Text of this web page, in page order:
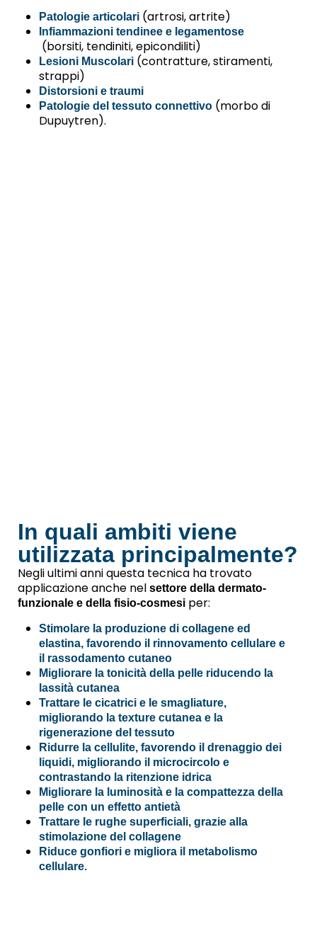
Patologie articolari (artrosi, artrite)
Infiammazioni tendinee e legamentose
(borsiti, tendiniti, epicondiliti)
Lesioni Muscolari (contratture, stiramenti,
strappi)
Distorsioni e traumi
Patologie del tessuto connettivo (morbo di
Dupuytren).
In quali ambiti viene
utilizzata principalmente?
Negli ultimi anni questa tecnica ha trovato
applicazione anche nel settore della dermato-
funzionale e della fisio-cosmesi per:
Stimolare la produzione di collagene ed
elastina, favorendo il rinnovamento cellulare e
il rassodamento cutaneo
Migliorare la tonicità della pelle riducendo la
lassità cutanea
Trattare le cicatrici e le smagliature,
migliorando la texture cutanea e la
rigenerazione del tessuto
Ridurre la cellulite, favorendo il drenaggio dei
liquidi, migliorando il microcircolo e
contrastando la ritenzione idrica
Migliorare la luminosità e la compattezza della
pelle con un effetto antietà
Trattare le rughe superficiali, grazie alla
stimolazione del collagene
Riduce gonfiori e migliora il metabolismo
cellulare.